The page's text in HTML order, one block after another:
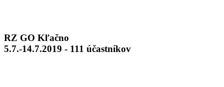
RZ GO Kľačno
5.7.-14.7.2019 - 111 účastníkov